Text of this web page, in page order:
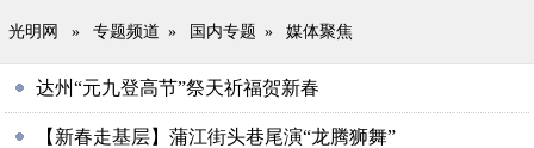
光明网 » 专题频道 » 国内专题 » 媒体聚焦
达州“元九登高节”祭天祈福贺新春
【新春走基层】蒲江街头巷尾演“龙腾狮舞”